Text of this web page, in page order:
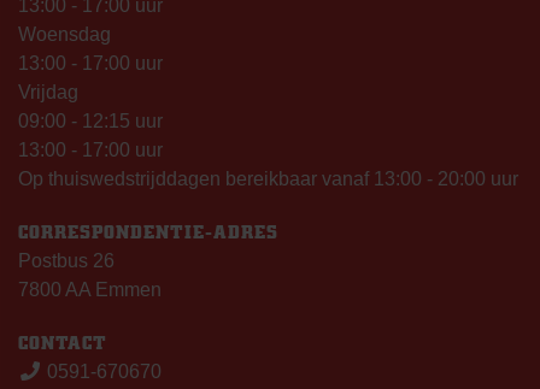
13:00 - 17:00 uur
Woensdag
13:00 - 17:00 uur
Vrijdag
09:00 - 12:15 uur
13:00 - 17:00 uur
Op thuiswedstrijddagen bereikbaar vanaf 13:00 - 20:00 uur
CORRESPONDENTIE-ADRES
Postbus 26
7800 AA Emmen
CONTACT
0591-670670